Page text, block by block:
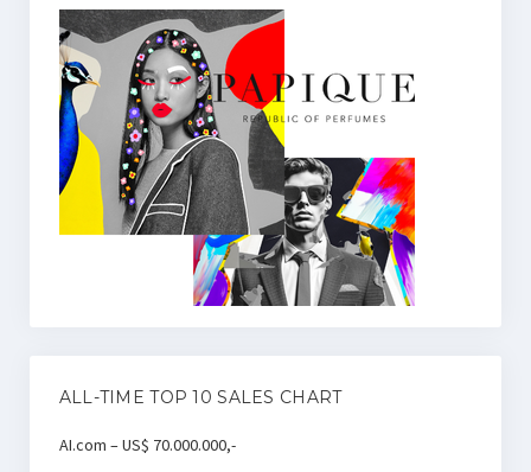
ALL-TIME TOP 10 SALES CHART
AI.com – US$ 70.000.000,-